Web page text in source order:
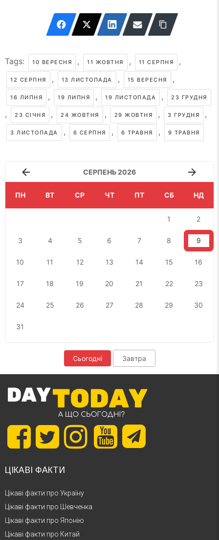
Tags: 10 ВЕРЕСНЯ , 11 ЖОВТНЯ , 11 СЕРПНЯ ,
12 СЕРПНЯ , 13 ЛИСТОПАДА , 15 ВЕРЕСНЯ ,
16 ЛИПНЯ , 19 ЛИПНЯ , 19 ЛИСТОПАДА , 23 ГРУДНЯ
, 23 СІЧНЯ , 24 ЖОВТНЯ , 29 ЖОВТНЯ , 3 ГРУДНЯ ,
3 ЛИСТОПАДА , 6 СЕРПНЯ , 6 ТРАВНЯ , 9 ТРАВНЯ
СЕРПЕНЬ 2026
ПН ВТ СР ЧТ ПТ СБ НД
1 2
3 4 5 6 7 8 9
10 11 12 13 14 15 16
17 18 19 20 21 22 23
24 25 26 27 28 29 30
31
Сьогодні Завтра
ЦІКАВІ ФАКТИ
Цікаві факти про Україну
Цікаві факти про Шевченка
Цікаві факти про Японію
Цікаві факти про Китай